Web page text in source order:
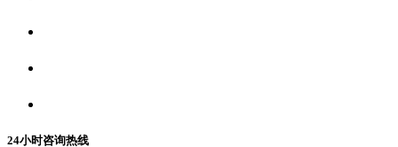
24小时咨询热线